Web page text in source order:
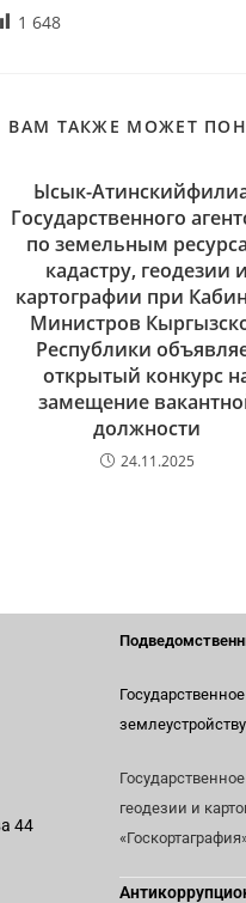
1 648
ВАМ ТАКЖЕ МОЖЕТ
Ысык-
Государственного
по земельным
кадастру, геодезии и
картографии при
Министров
Республики
открытый конкурс
замещение
должности
24.11.2025
44
землеустройству
геодезии и